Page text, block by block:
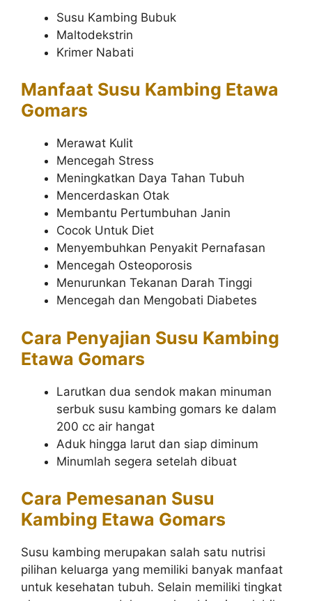
Susu Kambing Bubuk
Maltodekstrin
Krimer Nabati
Manfaat Susu Kambing Etawa
Gomars
Merawat Kulit
Mencegah Stress
Meningkatkan Daya Tahan Tubuh
Mencerdaskan Otak
Membantu Pertumbuhan Janin
Cocok Untuk Diet
Menyembuhkan Penyakit Pernafasan
Mencegah Osteoporosis
Menurunkan Tekanan Darah Tinggi
Mencegah dan Mengobati Diabetes
Cara Penyajian Susu Kambing
Etawa Gomars
Larutkan dua sendok makan minuman
serbuk susu kambing gomars ke dalam
200 cc air hangat
Aduk hingga larut dan siap diminum
Minumlah segera setelah dibuat
Cara Pemesanan Susu
Kambing Etawa Gomars
Susu kambing merupakan salah satu nutrisi
pilihan keluarga yang memiliki banyak manfaat
untuk kesehatan tubuh. Selain memiliki tingkat